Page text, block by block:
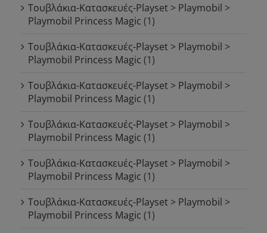
Τουβλάκια-Κατασκευές-Playset > Playmobil >
Playmobil Princess Magic (1)
Τουβλάκια-Κατασκευές-Playset > Playmobil >
Playmobil Princess Magic (1)
Τουβλάκια-Κατασκευές-Playset > Playmobil >
Playmobil Princess Magic (1)
Τουβλάκια-Κατασκευές-Playset > Playmobil >
Playmobil Princess Magic (1)
Τουβλάκια-Κατασκευές-Playset > Playmobil >
Playmobil Princess Magic (1)
Τουβλάκια-Κατασκευές-Playset > Playmobil >
Playmobil Princess Magic (1)